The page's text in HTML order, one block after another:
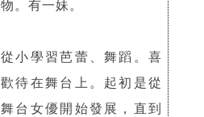
物。有一妹。
從小學習芭蕾、舞蹈。喜
歡待在舞台上。起初是從
舞台女優開始發展，直到